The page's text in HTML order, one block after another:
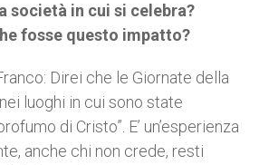
società in cui si celebra?
fosse questo impatto?
Direi che le Giornate della
luoghi in cui sono state
di Cristo”. E’ un’esperienza
anche chi non crede, resti